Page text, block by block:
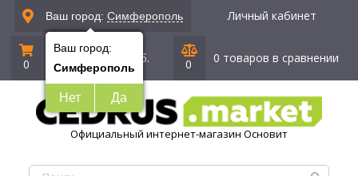
Ваш город: Симферополь
Ваш город:
Симферополь
Нет Да
Личный кабинет
0 0 позиций | 0 руб. 0 0 товаров в сравнении
Официальный интернет-магазин Основит